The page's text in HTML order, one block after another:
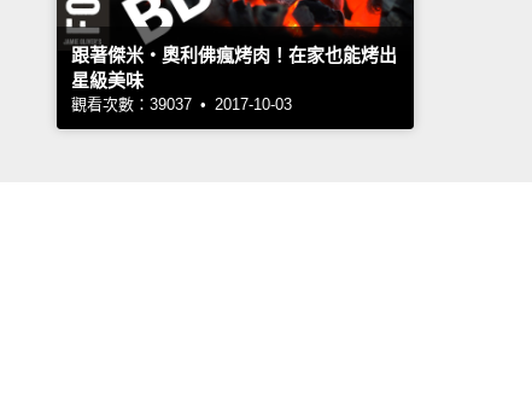
跟著傑米‧奧利佛瘋烤肉！在家也能烤出
星級美味
觀看次數：39037 • 2017-10-03